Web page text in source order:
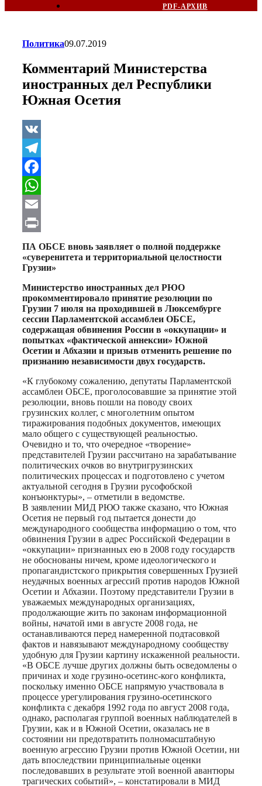
PDF-АРХИВ
Политика09.07.2019
Комментарий Министерства
иностранных дел Республики
Южная Осетия
VK
Telegram
Facebook
WhatsApp
Email
Print
ПА ОБСЕ вновь заявляет о полной поддержке
«суверенитета и территориальной целостности
Грузии»
Министерство иностранных дел РЮО
прокомментировало принятие резолюции по
Грузии 7 июля на проходившей в Люксембурге
сессии Парламентской ассамблеи ОБСЕ,
содержащая обвинения России в «оккупации» и
попытках «фактической аннексии» Южной
Осетии и Абхазии и призыв отменить решение по
признанию независимости двух государств.
«К глубокому сожалению, депутаты Парламентской
ассамблеи ОБСЕ, проголосовавшие за принятие этой
резолюции, вновь пошли на поводу своих
грузинских коллег, с многолетним опытом
тиражирования подобных документов, имеющих
мало общего с существующей реальностью.
Очевидно и то, что очередное «творение»
представителей Грузии рассчитано на зарабатывание
политических очков во внутригрузинских
политических процессах и подготовлено с учетом
актуальной сегодня в Грузии русофобской
конъюнктуры», – отметили в ведомстве.
В заявлении МИД РЮО также сказано, что Южная
Осетия не первый год пытается донести до
международного сообщества информацию о том, что
обвинения Грузии в адрес Российской Федерации в
«оккупации» признанных ею в 2008 году государств
не обоснованы ничем, кроме идеологического и
пропагандистского прикрытия совершенных Грузией
неудачных военных агрессий против народов Южной
Осетии и Абхазии. Поэтому представители Грузии в
уважаемых международных организациях,
продолжающие жить по законам информационной
войны, начатой ими в августе 2008 года, не
останавливаются перед намеренной подтасовкой
фактов и навязывают международному сообществу
удобную для Грузии картину искаженной реальности.
«В ОБСЕ лучше других должны быть осведомлены о
причинах и ходе грузино-осетинс-кого конфликта,
поскольку именно ОБСЕ напрямую участвовала в
процессе урегулирования грузино-осетинского
конфликта с декабря 1992 года по август 2008 года,
однако, располагая группой военных наблюдателей в
Грузии, как и в Южной Осетии, оказалась не в
состоянии ни предотвратить полномасштабную
военную агрессию Грузии против Южной Осетии, ни
дать впоследствии принципиальные оценки
последовавших в результате этой военной авантюры
трагических событий», – констатировали в МИД